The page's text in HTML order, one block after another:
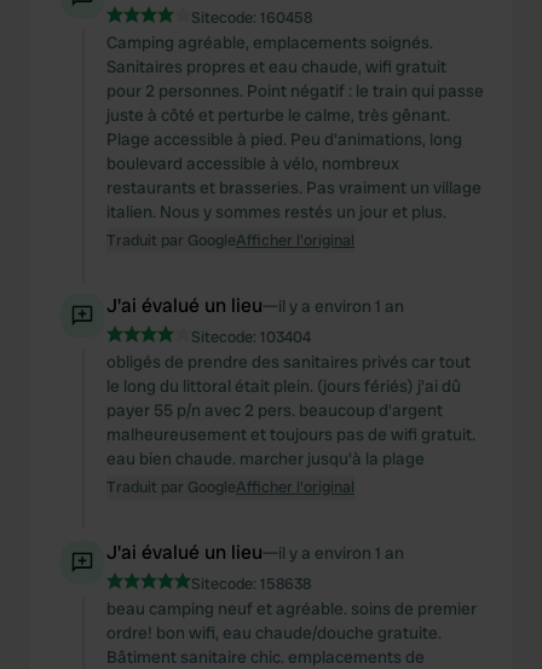
Sitecode: 160458
Camping agréable, emplacements soignés.
Sanitaires propres et eau chaude, wifi gratuit
pour 2 personnes. Point négatif : le train qui passe
juste à côté et perturbe le calme, très gênant.
Plage accessible à pied. Peu d'animations, long
boulevard accessible à vélo, nombreux
restaurants et brasseries. Pas vraiment un village
italien. Nous y sommes restés un jour et plus.
Traduit par GoogleAfficher l'original
J'ai évalué un lieu—il y a environ 1 an
Sitecode: 103404
obligés de prendre des sanitaires privés car tout
le long du littoral était plein. (jours fériés) j'ai dû
payer 55 p/n avec 2 pers. beaucoup d'argent
malheureusement et toujours pas de wifi gratuit.
eau bien chaude. marcher jusqu'à la plage
Traduit par GoogleAfficher l'original
J'ai évalué un lieu—il y a environ 1 an
Sitecode: 158638
beau camping neuf et agréable. soins de premier
ordre! bon wifi, eau chaude/douche gratuite.
Bâtiment sanitaire chic. emplacements de